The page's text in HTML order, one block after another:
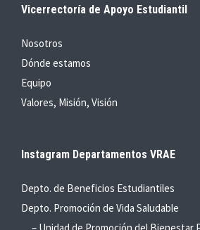
Vicerrectoría de Apoyo Estudiantil
Nosotros
Dónde estamos
Equipo
Valores, Misión, Visión
Instagram Departamentos VRAE
Depto. de Beneficios Estudiantiles
Depto. Promoción de Vida Saludable
– Unidad de Promoción del Bienestar